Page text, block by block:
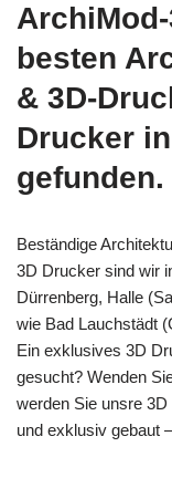
besten
& 3D-
Drucker
gefunden.
Beständige
3D Drucker sind wir
Dürrenberg, Halle
wie Bad Lauchstädt
Ein exklusives 3D
gesucht? Wenden
werden Sie unsre
und exklusiv gebaut